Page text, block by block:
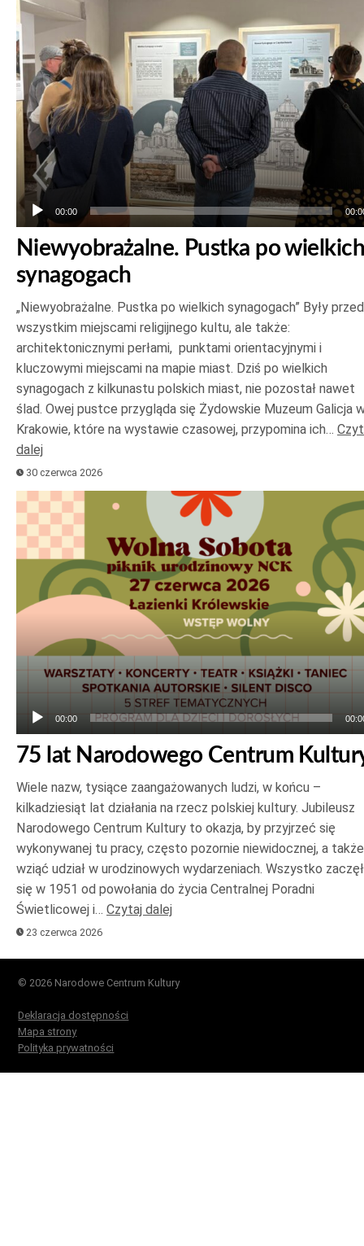
dźwiękowych
00:00
Niewyobrażalne. Pustka po wielkich
synagogach
„Niewyobrażalne. Pustka po wielkich synagogach” Były
wszystkim miejscami religijnego kultu, ale także:
architektonicznymi perłami, punktami orientacyjnymi i
kluczowymi miejscami na mapie miast. Dziś po wielkich
synagogach z kilkunastu polskich miast, nie pozostał nawet
ślad. Owej pustce przygląda się Żydowskie Muzeum Galicja
Krakowie, które na wystawie czasowej, przypomina ich…
dalej
30 czerwca 2026
Odtwarzacz
plików
dźwiękowych
00:00
75 lat Narodowego Centrum
Wiele nazw, tysiące zaangażowanych ludzi, w końcu –
kilkadziesiąt lat działania na rzecz polskiej kultury. Jubileusz
Narodowego Centrum Kultury to okazja, by przyjrzeć się
wykonywanej tu pracy, często pozornie niewidocznej, a także
wziąć udział w urodzinowych wydarzeniach. Wszystko
się w 1951 od powołania do życia Centralnej Poradni
Świetlicowej i… Czytaj dalej
23 czerwca 2026
© 2026 Narodowe Centrum Kultury
Deklaracja dostępności
Mapa strony
Polityka prywatności